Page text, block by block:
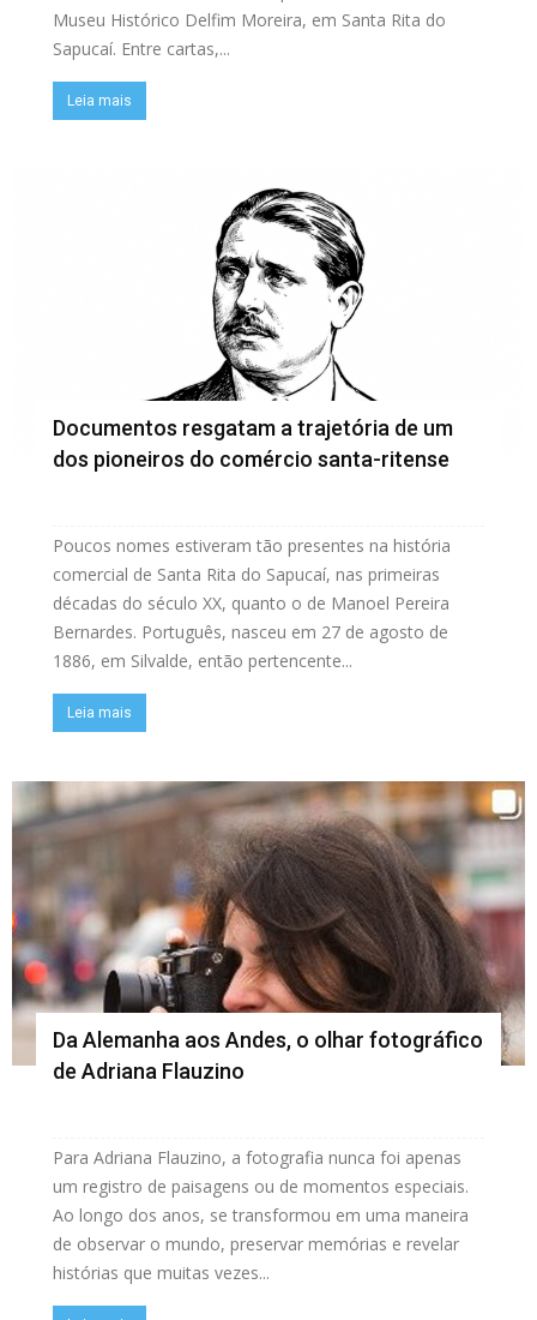
Museu Histórico Delfim Moreira, em Santa Rita do
Sapucaí. Entre cartas,...
Leia mais
Documentos resgatam a trajetória de um
dos pioneiros do comércio santa-ritense
Poucos nomes estiveram tão presentes na história
comercial de Santa Rita do Sapucaí, nas primeiras
décadas do século XX, quanto o de Manoel Pereira
Bernardes. Português, nasceu em 27 de agosto de
1886, em Silvalde, então pertencente...
Leia mais
Da Alemanha aos Andes, o olhar fotográfico
de Adriana Flauzino
Para Adriana Flauzino, a fotografia nunca foi apenas
um registro de paisagens ou de momentos especiais.
Ao longo dos anos, se transformou em uma maneira
de observar o mundo, preservar memórias e revelar
histórias que muitas vezes...